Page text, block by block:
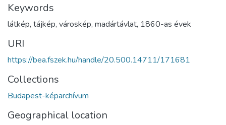
Keywords
látkép, tájkép, városkép, madártávlat, 1860-as évek
URI
https://bea.fszek.hu/handle/20.500.14711/171681
Collections
Budapest-képarchívum
Geographical location